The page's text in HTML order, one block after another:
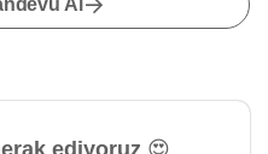
Al
ediyoruz 😍